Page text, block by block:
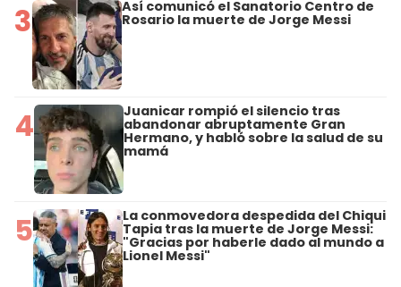
3 Así comunicó el Sanatorio Centro de
Rosario la muerte de Jorge Messi
4 Juanicar rompió el silencio tras
abandonar abruptamente Gran
Hermano, y habló sobre la salud de su
mamá
5 La conmovedora despedida del Chiqui
Tapia tras la muerte de Jorge Messi:
"Gracias por haberle dado al mundo a
Lionel Messi"